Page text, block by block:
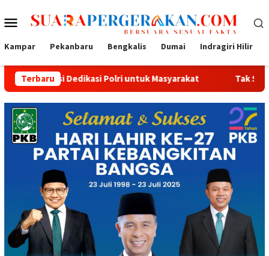
ke
Menu
Mobile
Kampar Pekanbaru Bengkalis Dumai Indragiri Hilir
Terbaru
Polri untuk Masyarakat Tak Sekadar Bersih dan